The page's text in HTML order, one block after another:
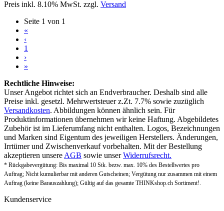
Preis inkl. 8.10% MwSt. zzgl. Versand
Seite 1 von 1
«
‹
1
›
»
Rechtliche Hinweise:
Unser Angebot richtet sich an Endverbraucher. Deshalb sind alle
Preise inkl. gesetzl. Mehrwertsteuer z.Zt. 7.7% sowie zuzüglich
Versandkosten. Abbildungen können ähnlich sein. Für
Produktinformationen übernehmen wir keine Haftung. Abgebildetes
Zubehör ist im Lieferumfang nicht enthalten. Logos, Bezeichnungen
und Marken sind Eigentum des jeweiligen Herstellers. Änderungen,
Irrtümer und Zwischenverkauf vorbehalten. Mit der Bestellung
akzeptieren unsere AGB sowie unserWiderrufsrecht.
* Rückgabevergütung: Bis maximal 10 Stk. bezw. max. 10% des Bestellwertes pro
Auftrag; Nicht kumulierbar mit anderen Gutscheinen; Vergütung nur zusammen mit einem
Auftrag (keine Barauszahlung); Gültig auf das gesamte THINKshop.ch Sortiment!.
Kundenservice